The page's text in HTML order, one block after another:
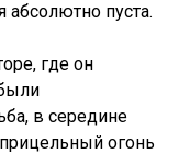
пуста.
где он
в середине
огонь